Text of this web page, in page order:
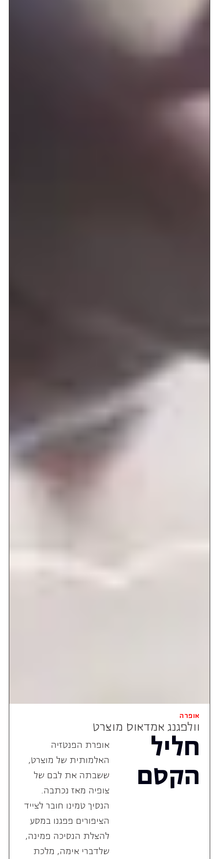
אופרה
וולפגנג אמדאוס מוצרט
חליל
הקסם
אופרת הפנטזיה
האלמותית של מוצרט,
ששבתה את לבם של
צופיה מאז נכתבה.
הנסיך טמינו חובר לצייד
הציפורים פפגנו במסע
להצלת הנסיכה פמינה,
שלדברי אימה, מלכת